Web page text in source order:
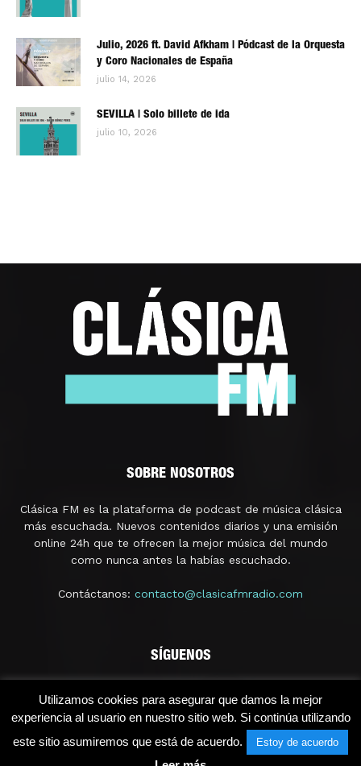
Julio, 2026 ft. David Afkham | Pódcast de la Orquesta
y Coro Nacionales de España
julio 14, 2026
SEVILLA | Solo billete de ida
julio 10, 2026
SOBRE NOSOTROS
Clásica FM es la plataforma de podcast de música clásica
más escuchada. Nuevos contenidos diarios y una emisión
online 24h que te ofrecen la mejor música del mundo
como nunca antes la habías escuchado.
Contáctanos: contacto@clasicafmradio.com
SÍGUENOS
© 2021 - Clásica FM Radio | Licencia SGAERRDD/4/1296/0118
Utilizamos cookies para asegurar que damos la mejor
experiencia al usuario en nuestro sitio web. Si continúa utilizando
este sitio asumiremos que está de acuerdo.
Estoy de acuerdo